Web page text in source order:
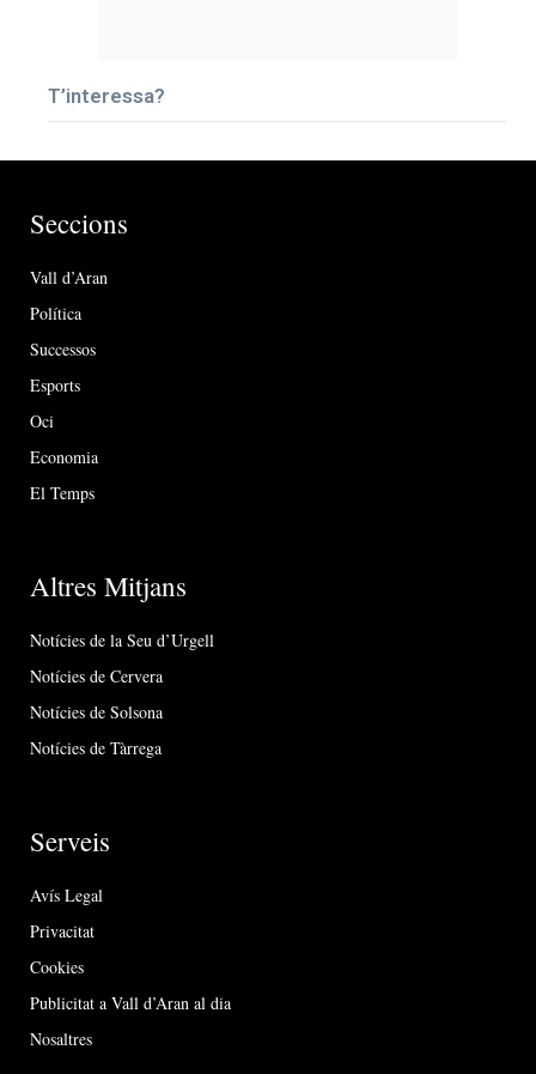
T’interessa?
Seccions
Vall d’Aran
Política
Successos
Esports
Oci
Economia
El Temps
Altres Mitjans
Notícies de la Seu d’Urgell
Notícies de Cervera
Notícies de Solsona
Notícies de Tàrrega
Serveis
Avís Legal
Privacitat
Cookies
Publicitat a Vall d’Aran al dia
Nosaltres